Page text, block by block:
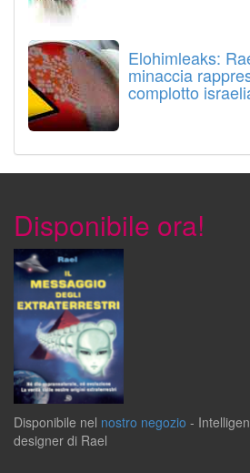
Elohimleaks:
minaccia
complotto
Disponibile ora!
Disponibile nel nostro negozio -
designer di Rael